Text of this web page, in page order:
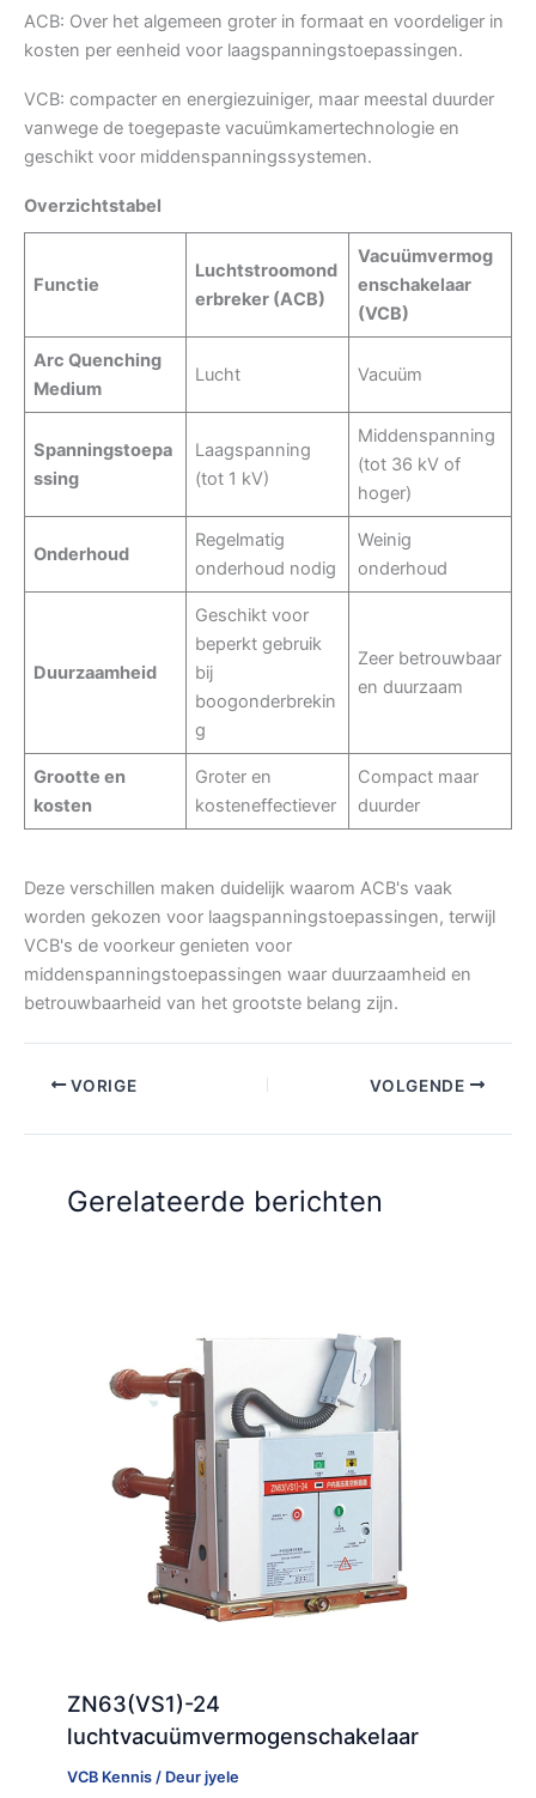
ACB: Over het algemeen groter in formaat en voordeliger in
kosten per eenheid voor laagspanningstoepassingen.
VCB: compacter en energiezuiniger, maar meestal duurder
vanwege de toegepaste vacuümkamertechnologie en
geschikt voor middenspanningssystemen.
Overzichtstabel
Functie
Luchtstroomond
erbreker (ACB)
Vacuümvermog
enschakelaar
(VCB)
Arc Quenching
Medium
Lucht Vacuüm
Spanningstoepa
ssing
Laagspanning
(tot 1 kV)
Middenspanning
(tot 36 kV of
hoger)
Onderhoud
Regelmatig
onderhoud nodig
Weinig
onderhoud
Duurzaamheid
Geschikt voor
beperkt gebruik
bij
boogonderbrekin
g
Zeer betrouwbaar
en duurzaam
Grootte en
kosten
Groter en
kosteneffectiever
Compact maar
duurder
Deze verschillen maken duidelijk waarom ACB's vaak
worden gekozen voor laagspanningstoepassingen, terwijl
VCB's de voorkeur genieten voor
middenspanningstoepassingen waar duurzaamheid en
betrouwbaarheid van het grootste belang zijn.
VORIGE VOLGENDE
Gerelateerde berichten
ZN63(VS1)-24
luchtvacuümvermogenschakelaar
VCB Kennis / Deurjyele